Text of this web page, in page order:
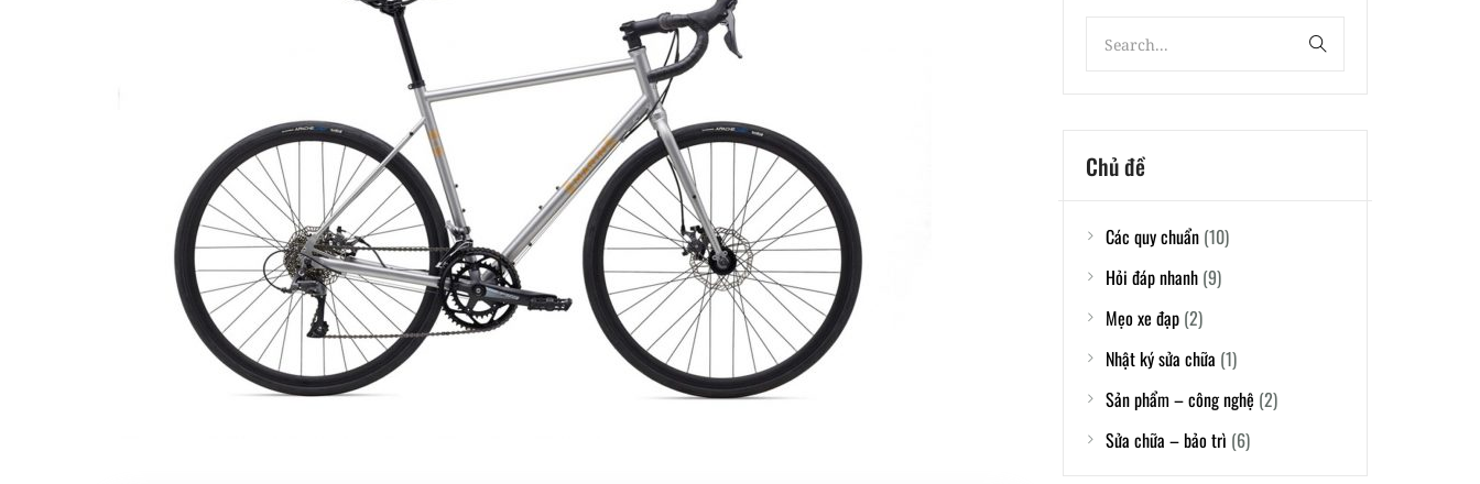
Chủ đề
Các quy chuẩn(10)
Hỏi đáp nhanh(9)
Mẹo xe đạp(2)
Nhật ký sửa chữa (1)
Sản phẩm – công nghệ (2)
Sửa chữa – bảo trì (6)